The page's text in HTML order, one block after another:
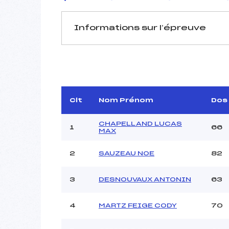
Informations sur l’épreuve
Arbitre :
Assistant :
MANCHE 1
Heure de départ :
Ouvreurs A :
Clt Nom Prénom Dos
1
CHAPELLAND LUCAS
MAX
66
2 SAUZEAU NOE 82
3 DESNOUVAUX ANTONIN 63
4 MARTZ FEIGE CODY 70